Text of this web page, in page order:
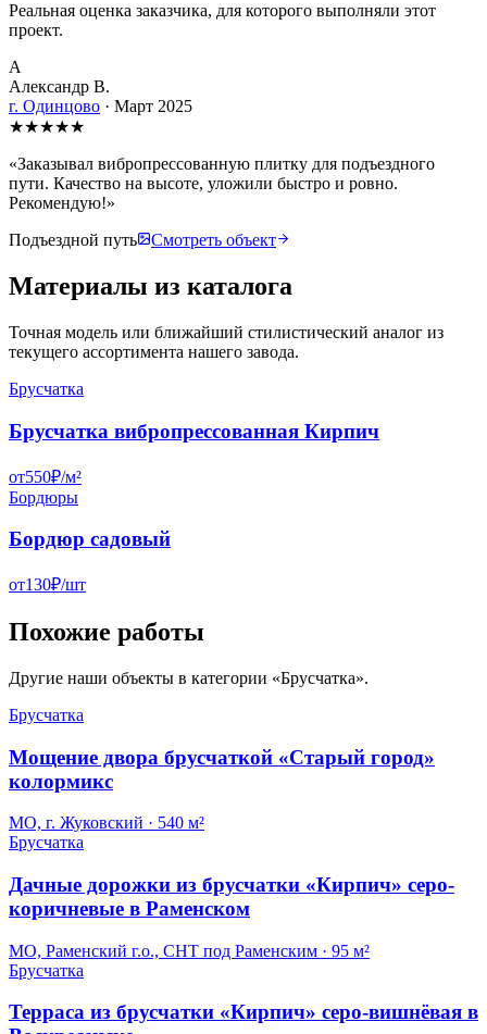
Реальная оценка заказчика, для которого выполняли этот
проект.
А
Александр В.
г. Одинцово · Март 2025
★★★★★
«Заказывал вибропрессованную плитку для подъездного
пути. Качество на высоте, уложили быстро и ровно.
Рекомендую!»
Подъездной путь
Смотреть объект
Материалы из каталога
Точная модель или ближайший стилистический аналог из
текущего ассортимента нашего завода.
Брусчатка
Брусчатка вибропрессованная Кирпич
от550₽/м²
Бордюры
Бордюр садовый
от130₽/шт
Похожие работы
Другие наши объекты в категории «Брусчатка».
Брусчатка
Мощение двора брусчаткой «Старый город»
колормикс
МО, г. Жуковский · 540 м²
Брусчатка
Дачные дорожки из брусчатки «Кирпич» серо-
коричневые в Раменском
МО, Раменский г.о., СНТ под Раменским · 95 м²
Брусчатка
Терраса из брусчатки «Кирпич» серо-вишнёвая в